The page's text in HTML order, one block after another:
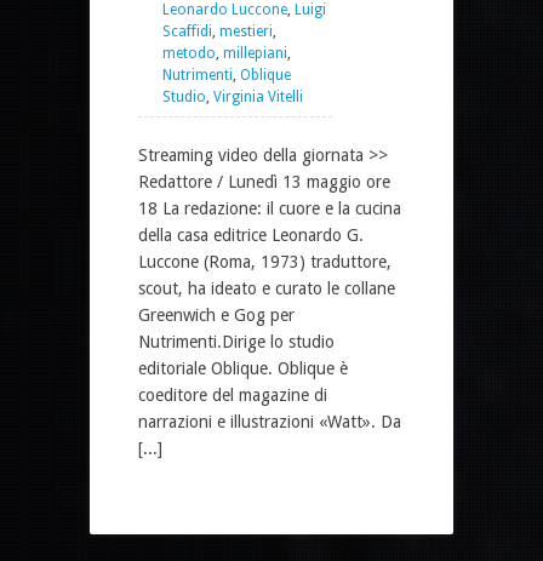
Leonardo Luccone, Luigi
Scaffidi, mestieri,
metodo, millepiani,
Nutrimenti, Oblique
Studio, Virginia Vitelli
Streaming video della giornata >>
Redattore / Lunedì 13 maggio ore
18 La redazione: il cuore e la cucina
della casa editrice Leonardo G.
Luccone (Roma, 1973) traduttore,
scout, ha ideato e curato le collane
Greenwich e Gog per
Nutrimenti.Dirige lo studio
editoriale Oblique. Oblique è
coeditore del magazine di
narrazioni e illustrazioni «Watt». Da
[...]